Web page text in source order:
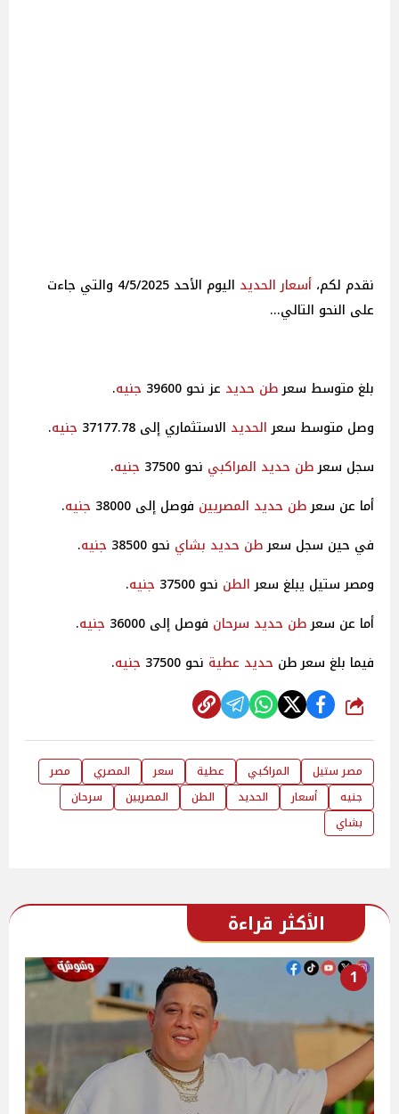
نقدم لكم، أسعار الحديد
اليوم الأحد 4/5/2025 والتي جاءت
على النحو التالي...
بلغ متوسط سعرطن حديد عز نحو 39600 جنيه.
وصل متوسط سعرالحديد الاستثماري إلى 37177.78 جنيه.
سجل سعرطن حديد المراكبي نحو 37500 جنيه.
أما عن سعرطن حديد المصريين فوصل إلى 38000 جنيه.
في حين سجل سعرطن حديد بشاي نحو 38500 جنيه.
ومصر ستيل يبلغ سعرالطن نحو 37500 جنيه.
أما عن سعرطن حديد سرحان فوصل إلى 36000 جنيه.
فيما بلغ سعر طن حديد عطية نحو 37500 جنيه.
شارك
مصر ستيل المراكبي عطية سعر المصري
مصر
جنيه
أسعار الحديد الطن المصريين
سرحان
بشاي
الأكثر قراءة
1